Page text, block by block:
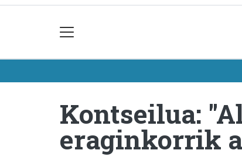
Kontseilua:
eraginkorrik